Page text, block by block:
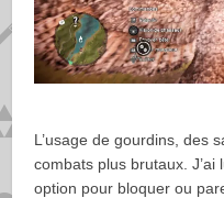
L’usage de gourdins, des
combats plus brutaux. J’ai
option pour bloquer ou